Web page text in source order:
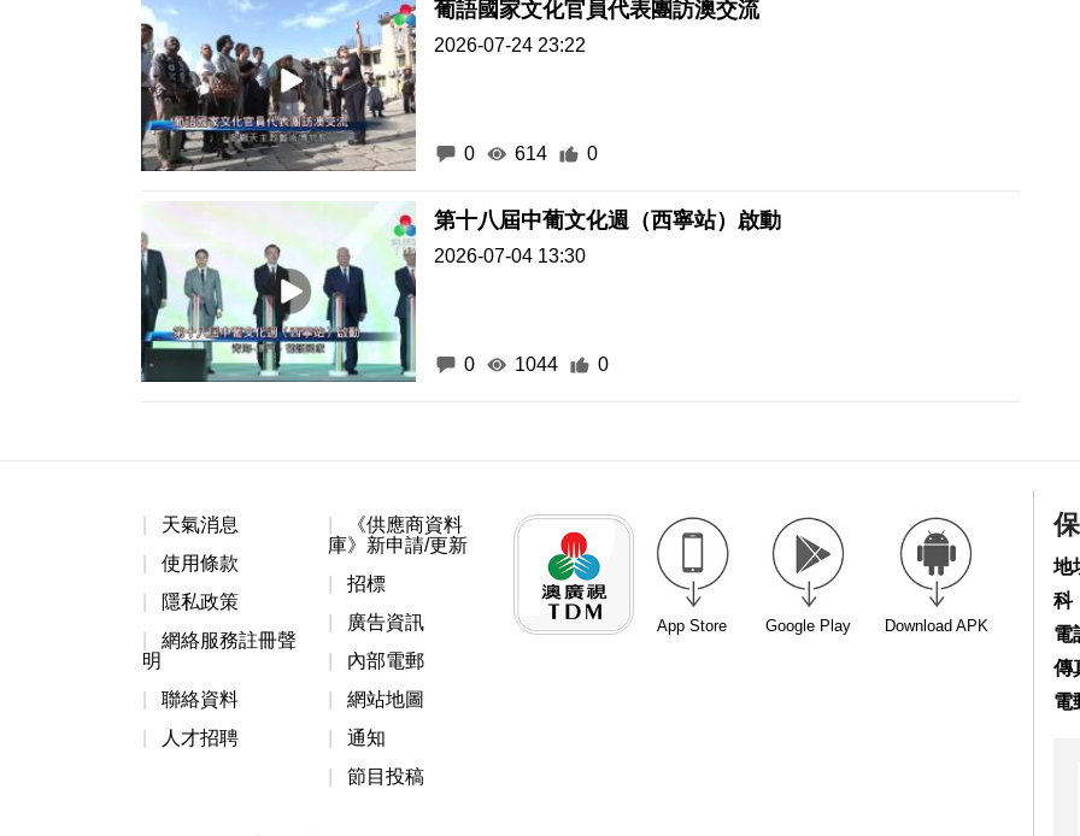
葡語國家文化官員代表團訪澳交流
2026-07-24 23:22
0 614 0
第十八屆中葡文化週（西寧站）啟動
2026-07-04 13:30
0 1044 0
天氣消息
使用條款
隱私政策
網絡服務註冊聲
明
聯絡資料
人才招聘
《供應商資料
庫》新申請/更新
招標
廣告資訊
內部電郵
網站地圖
通知
節目投稿
App Store Google Play Download APK
地
科
電
傳
電